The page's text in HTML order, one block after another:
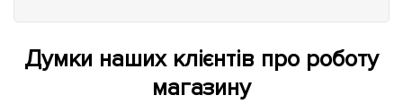
Думки наших клієнтів про роботу
магазину